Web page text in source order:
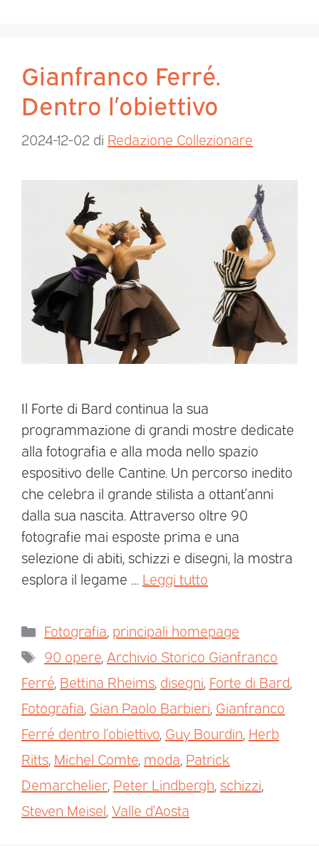
Gianfranco Ferré.
Dentro l’obiettivo
2024-12-02 di Redazione Collezionare
Il Forte di Bard continua la sua
programmazione di grandi mostre dedicate
alla fotografia e alla moda nello spazio
espositivo delle Cantine. Un percorso inedito
che celebra il grande stilista a ottant’anni
dalla sua nascita. Attraverso oltre 90
fotografie mai esposte prima e una
selezione di abiti, schizzi e disegni, la mostra
esplora il legame … Leggi tutto
Fotografia principali homepage
90 opere Archivio Storico Gianfranco
Ferré Bettina Rheims disegni Forte di Bard
Fotografia Gian Paolo Barbieri Gianfranco
Ferré dentro l’obiettivo Guy Bourdin Herb
Ritts Michel Comte moda Patrick
Demarchelier Peter Lindbergh schizzi
Steven Meisel Valle d’Aosta